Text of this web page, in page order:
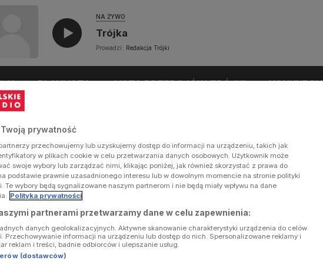
NA ŻYWO
Trójka
Prowadzi: Redakcja Trójki
PLAYLISTA LISTA PRZEBOJÓW TRÓJKI KONKURSY
Twoją prywatność
przechowujemy lub uzyskujemy dostęp do informacji na urządzeniu, takich jak
w plikach cookie w celu przetwarzania danych osobowych. Użytkownik może
swoje wybory lub zarządzać nimi, klikając poniżej, jak również skorzystać z prawa do
podstawie prawnie uzasadnionego interesu lub w dowolnym momencie na stronie polityki
Te wybory będą sygnalizowane naszym partnerom i nie będą miały wpływu na dane
Polityka prywatności
partnerami przetwarzamy dane w celu zapewnienia:
danych geolokalizacyjnych. Aktywne skanowanie charakterystyki urządzenia do celów
Przechowywanie informacji na urządzeniu lub dostęp do nich. Spersonalizowane reklamy i
reklam i treści, badnie odbiorców i ulepszanie usług.
(dostawców)